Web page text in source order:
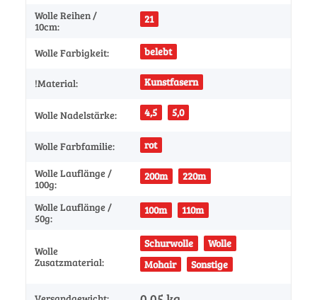
Wolle Reihen /
10cm:
21
Wolle Farbigkeit: belebt
!Material: Kunstfasern
Wolle Nadelstärke: 4,5 5,0
Wolle Farbfamilie: rot
Wolle Lauflänge /
100g:
200m 220m
Wolle Lauflänge /
50g:
100m 110m
Wolle
Zusatzmaterial:
Schurwolle
Wolle
Mohair
Sonstige